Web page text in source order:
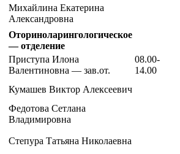
Михайлина Екатерина
Александровна
Оториноларингологическое
— отделение
Приступа Илона
Валентиновна — зав.от.
08.00-
14.00
Кумашев Виктор Алексеевич
Федотова Сетлана
Владимировна
Степура Татьяна Николаевна